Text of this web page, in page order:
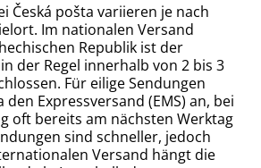
Česká pošta variieren je nach
Im nationalen Versand
Republik ist der
der Regel innerhalb von 2 bis 3
Für eilige Sendungen
den Expressversand (EMS) an, bei
oft bereits am nächsten Werktag
sind schneller, jedoch
Versand hängt die